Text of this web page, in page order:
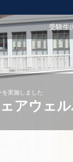
受験生
実施しました
アウェ